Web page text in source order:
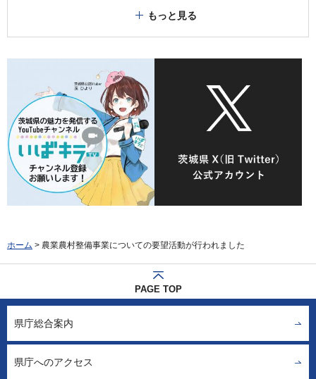
もっと見る
ホーム > 農業農村整備事業についての要望活動が行われました
PAGE TOP
県庁総合案内
県庁へのアクセス